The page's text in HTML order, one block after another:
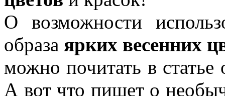
О возможности
образаярких весенних
можно почитать в
А вот что пишет о